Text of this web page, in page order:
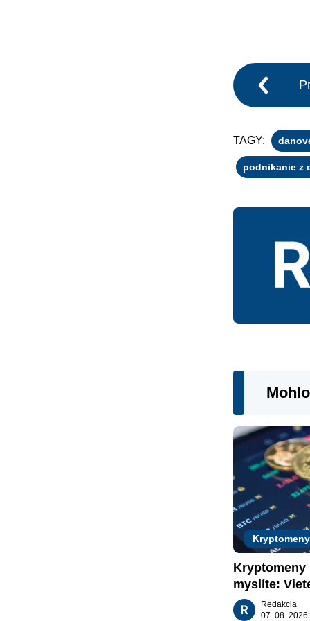
TAGY:
podnikanie z
Kryptomeny
Kryptomeny
myslíte:
nachádzajú?
Redakcia
07. 08. 2026